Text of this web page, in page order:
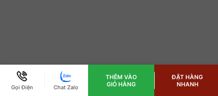
Gọi Điện Chat Zalo
THÊM VÀO
GIỎ HÀNG
ĐẶT HÀNG
NHANH